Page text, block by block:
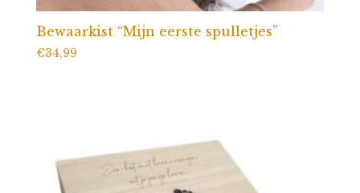
Bewaarkist “Mijn eerste spulletjes”
€34,99